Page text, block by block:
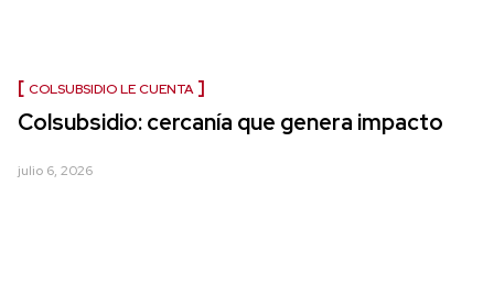
COLSUBSIDIO LE CUENTA
Colsubsidio: cercanía que genera impacto
julio 6, 2026